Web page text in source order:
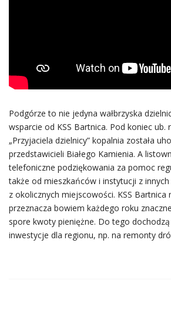
Podgórze to nie jedyna wałbrzyska
wsparcie od KSS Bartnica. Pod koniec ub.
„Przyjaciela dzielnicy” kopalnia została
przedstawicieli Białego Kamienia. A
telefoniczne podziękowania za pomoc
także od mieszkańców i instytucji z innych
z okolicznych miejscowości. KSS Bartnica
przeznacza bowiem każdego roku
spore kwoty pieniężne. Do tego
inwestycje dla regionu, np. na remonty